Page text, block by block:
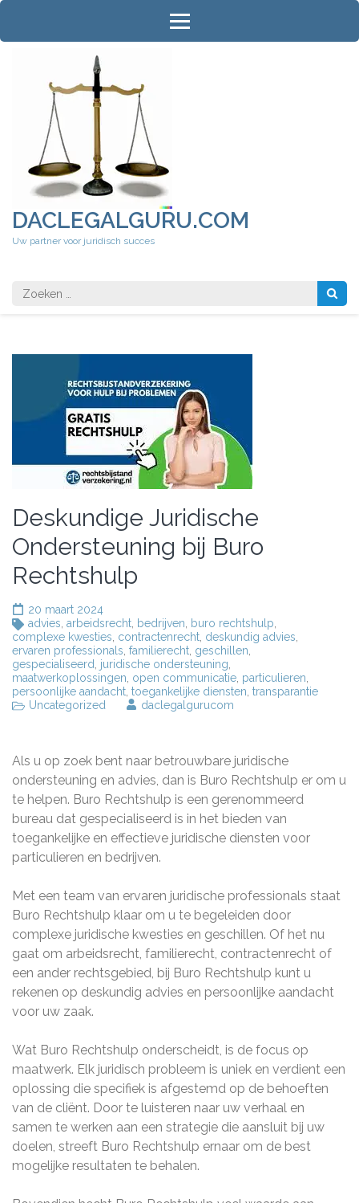
Ga
inhoud
DACLEGALGURU.COM
Uw partner voor juridisch succes
Zoeken
naar:
Deskundige Juridische
Ondersteuning bij Buro
Rechtshulp
20 maart 2024
advies arbeidsrecht bedrijven buro rechtshulp
complexe kwesties contractenrecht deskundig advies
ervaren professionals familierecht geschillen
gespecialiseerd
juridische ondersteuning
maatwerkoplossingen open communicatie particulieren
persoonlijke aandacht toegankelijke diensten transparantie
Uncategorized
daclegalgurucom
Als u op zoek bent naar betrouwbare juridische
ondersteuning en advies, dan is Buro Rechtshulp er om u
te helpen. Buro Rechtshulp is een gerenommeerd
bureau dat gespecialiseerd is in het bieden van
toegankelijke en effectieve juridische diensten voor
particulieren en bedrijven.
Met een team van ervaren juridische professionals staat
Buro Rechtshulp klaar om u te begeleiden door
complexe juridische kwesties en geschillen. Of het nu
gaat om arbeidsrecht, familierecht, contractenrecht of
een ander rechtsgebied, bij Buro Rechtshulp kunt u
rekenen op deskundig advies en persoonlijke aandacht
voor uw zaak.
Wat Buro Rechtshulp onderscheidt, is de focus op
maatwerk. Elk juridisch probleem is uniek en verdient een
oplossing die specifiek is afgestemd op de behoeften
van de cliënt. Door te luisteren naar uw verhaal en
samen te werken aan een strategie die aansluit bij uw
doelen, streeft Buro Rechtshulp ernaar om de best
mogelijke resultaten te behalen.